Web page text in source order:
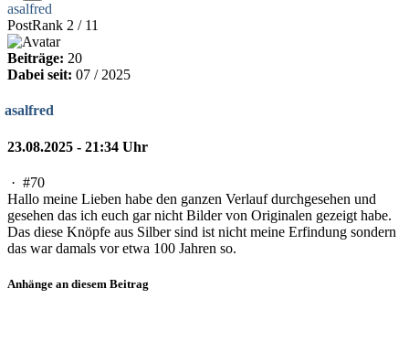
asalfred
PostRank 2 / 11
Beiträge: 20
Dabei seit: 07 / 2025
asalfred
23.08.2025 - 21:34 Uhr
· #70
Hallo meine Lieben habe den ganzen Verlauf durchgesehen und
gesehen das ich euch gar nicht Bilder von Originalen gezeigt habe.
Das diese Knöpfe aus Silber sind ist nicht meine Erfindung sondern
das war damals vor etwa 100 Jahren so.
Anhänge an diesem Beitrag